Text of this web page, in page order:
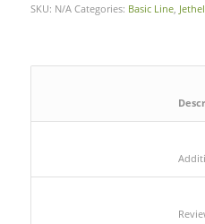
SKU: N/A Categories: Basic Line,